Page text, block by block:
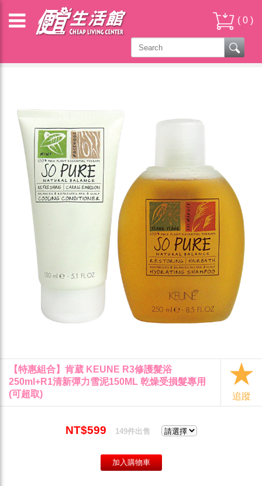
( 0 )
其它 OTHER PRODUCTS
【特惠組合】肯葳 KEUNE R3修護髮浴
250ml+R1清新彈力雪泥150ML 乾燥受損髮專用
(可超取)
追蹤
NT$599 149件出售